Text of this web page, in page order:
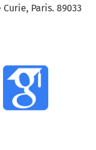
Paris. 89033